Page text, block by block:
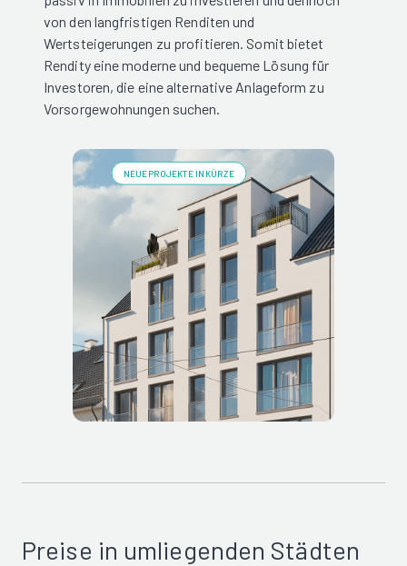
von den langfristigen Renditen und
Wertsteigerungen zu profitieren. Somit bietet
Rendity eine moderne und bequeme Lösung für
Investoren, die eine alternative Anlageform zu
Vorsorgewohnungen suchen.
NEUE PROJEKTE IN KÜRZE
Preise in umliegenden Städten